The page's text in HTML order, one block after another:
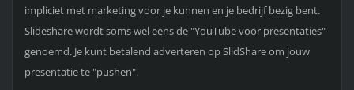
impliciet met marketing voor je kunnen en je bedrijf bezig bent.
Slideshare wordt soms wel eens de "YouTube voor presentaties"
genoemd. Je kunt betalend adverteren op SlidShare om jouw
presentatie te "pushen".